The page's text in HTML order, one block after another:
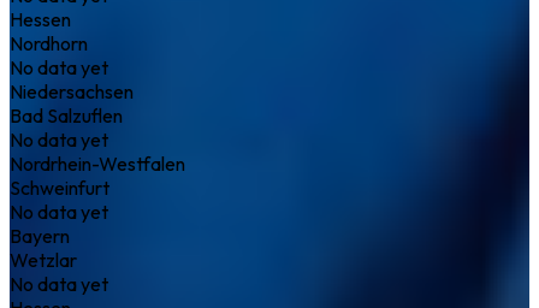
Hessen
Nordhorn
No data yet
Niedersachsen
Bad Salzuflen
No data yet
Nordrhein-Westfalen
Schweinfurt
No data yet
Bayern
Wetzlar
No data yet